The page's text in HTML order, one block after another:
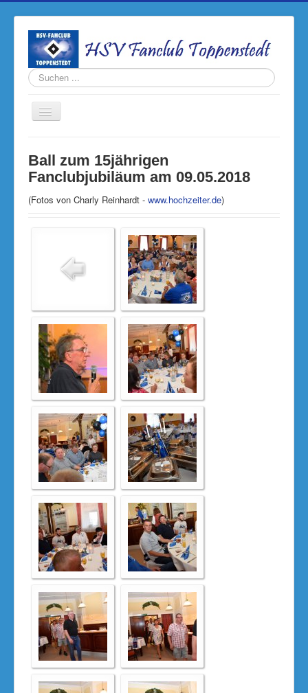
Suchen
...
Navigation
an/aus
Termine
Ball zum 15jährigen
Fanclubjubiläum am 09.05.2018
(Fotos von Charly Reinhardt - www.hochzeiter.de)